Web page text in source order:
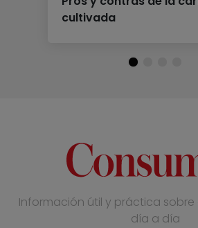
cultivada
Información útil y práctica
día a día